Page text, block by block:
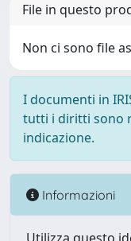
File in questo
Non ci sono file
I documenti in
tutti i diritti sono
indicazione.
Informazioni